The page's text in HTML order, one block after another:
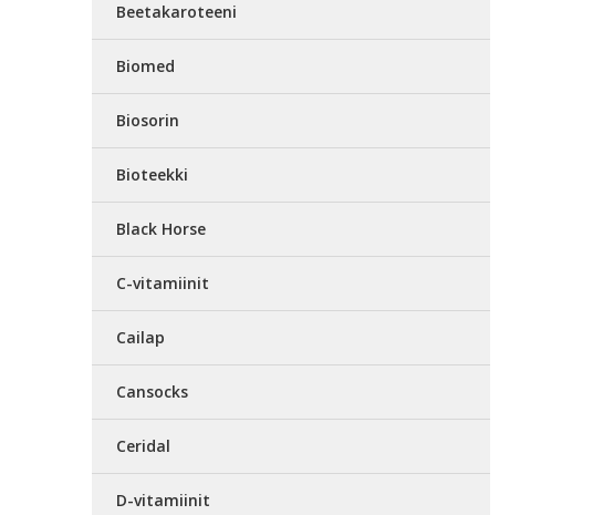
Beetakaroteeni
Biomed
Biosorin
Bioteekki
Black Horse
C-vitamiinit
Cailap
Cansocks
Ceridal
D-vitamiinit